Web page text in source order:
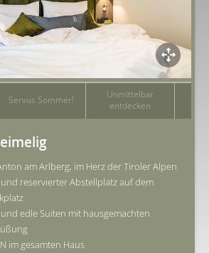
Servus Sommer!
Unmittelbar
entdecken
am Arlberg, im Herz der Tiroler Alpen
reservierter Abstellplatz auf dem
edle Suiten mit hausgemachten
im gesamten Haus